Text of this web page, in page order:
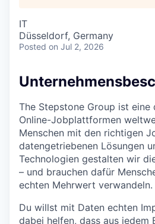
IT
Düsseldorf, Germany
Posted on Jul 2, 2026
The Stepstone Group ist eine
Online-Jobplattformen
Menschen mit den richtigen
datengetriebenen Lösungen
Technologien gestalten wir
– und brauchen dafür
echten Mehrwert verwandeln.
Du willst mit Daten echten
dabei helfen, dass aus jedem